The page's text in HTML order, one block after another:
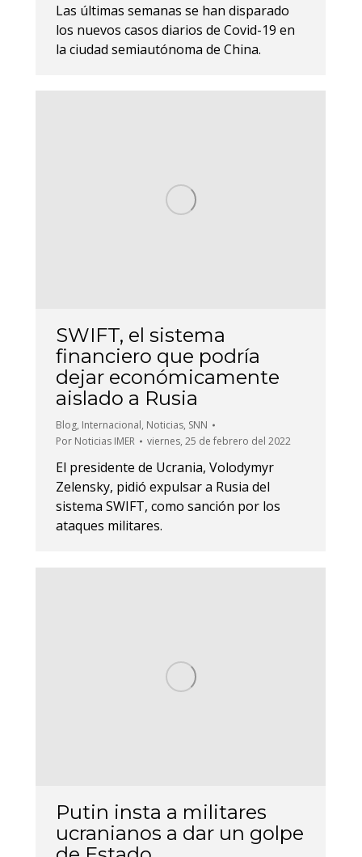
Las últimas semanas se han disparado
los nuevos casos diarios de Covid-19 en
la ciudad semiautónoma de China.
SWIFT, el sistema
financiero que podría
dejar económicamente
aislado a Rusia
Blog, Internacional, Noticias, SNN
Por Noticias IMER viernes, 25 de febrero del 2022
El presidente de Ucrania, Volodymyr
Zelensky, pidió expulsar a Rusia del
sistema SWIFT, como sanción por los
ataques militares.
Putin insta a militares
ucranianos a dar un golpe